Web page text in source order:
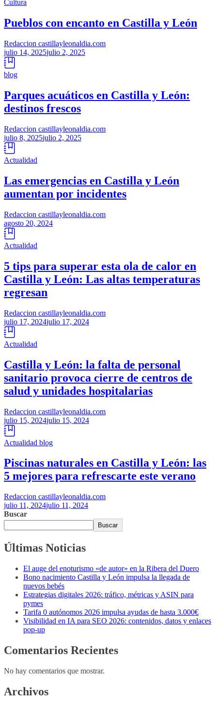
Cultura
Pueblos con encanto en Castilla y León
Redaccion castillayleonaldia.com
julio 14, 2025julio 2, 2025
blog
Parques acuáticos en Castilla y León:
destinos frescos
Redaccion castillayleonaldia.com
julio 8, 2025julio 2, 2025
Actualidad
Las emergencias en Castilla y León
aumentan por incidentes
Redaccion castillayleonaldia.com
agosto 20, 2024
Actualidad
5 tips para superar esta ola de calor en
Castilla y León: Las altas temperaturas
regresan
Redaccion castillayleonaldia.com
julio 17, 2024julio 17, 2024
Actualidad
Castilla y León: la falta de personal
sanitario provoca cierre de centros de
salud y unidades hospitalarias
Redaccion castillayleonaldia.com
julio 15, 2024julio 15, 2024
Actualidad blog
Piscinas naturales en Castilla y León: las
5 mejores para refrescarte este verano
Redaccion castillayleonaldia.com
julio 11, 2024julio 11, 2024
Buscar
Buscar
Últimas Noticias
El auge del enoturismo «de autor» en la Ribera del Duero
Bono nacimiento Castilla y León impulsa la llegada de
nuevos bebés
Estrategias digitales 2026: tráfico, métricas y ASIN para
pymes
Tarifa 0 autónomos 2026 impulsa ayudas de hasta 3.000€
Visibilidad en IA para SEO 2026: contenidos, datos y enlaces
pop-up
Comentarios Recientes
No hay comentarios que mostrar.
Archivos